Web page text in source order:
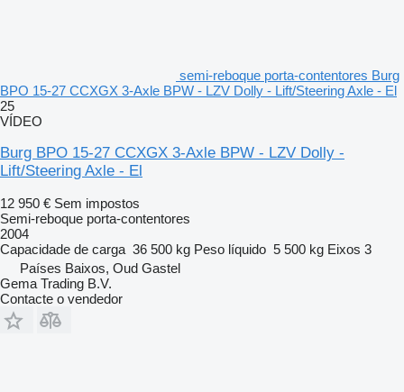
semi-reboque porta-contentores Burg
BPO 15-27 CCXGX 3-Axle BPW - LZV Dolly - Lift/Steering Axle - El
25
VÍDEO
Burg BPO 15-27 CCXGX 3-Axle BPW - LZV Dolly -
Lift/Steering Axle - El
12 950 € Sem impostos
Semi-reboque porta-contentores
2004
Capacidade de carga 36 500 kg Peso líquido 5 500 kg Eixos 3
Países Baixos, Oud Gastel
Gema Trading B.V.
Contacte o vendedor